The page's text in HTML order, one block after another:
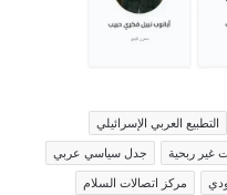
التطبيع العربي الإسرائيلي
غير ربحية
جدل سياسي عربي
مركز اتصالات السلام